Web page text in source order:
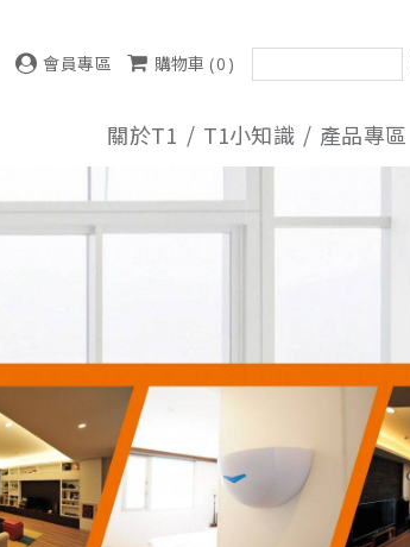
購物車 (0 )
會員專區
關於T1 T1小知識 產品專區